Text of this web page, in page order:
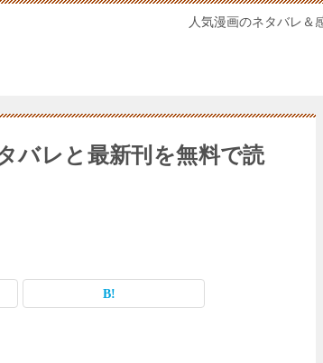
人気漫画のネタバレ＆
バレと最新刊を無料で読